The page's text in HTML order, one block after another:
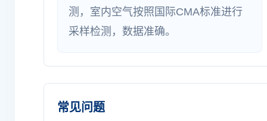
测，室内空气按照国际CMA标准进行
采样检测，数据准确。
常见问题